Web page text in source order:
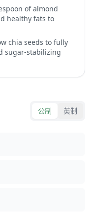
of almond
healthy fats to
chia seeds to fully
sugar-stabilizing
公制 英制